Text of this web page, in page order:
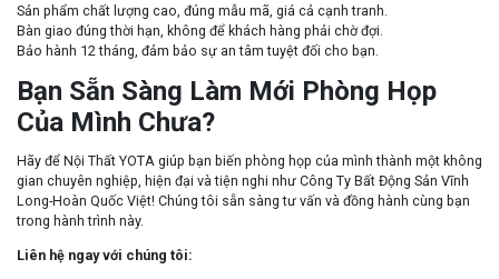
Sản phẩm chất lượng cao, đúng mẫu mã, giá cả cạnh tranh.
Bàn giao đúng thời hạn, không để khách hàng phải chờ đợi.
Bảo hành 12 tháng, đảm bảo sự an tâm tuyệt đối cho bạn.
Bạn Sẵn Sàng Làm Mới Phòng Họp
Của Mình Chưa?
Hãy để Nội Thất YOTA giúp bạn biến phòng họp của mình thành một không
gian chuyên nghiệp, hiện đại và tiện nghi như Công Ty Bất Động Sản Vĩnh
Long-Hoàn Quốc Việt! Chúng tôi sẵn sàng tư vấn và đồng hành cùng bạn
trong hành trình này.
Liên hệ ngay với chúng tôi: